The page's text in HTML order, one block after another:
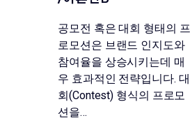
공모전 혹은 대회 형태의 프
로모션은 브랜드 인지도와
참여율을 상승시키는데 매
우 효과적인 전략입니다. 대
회(Contest) 형식의 프로모
션을…